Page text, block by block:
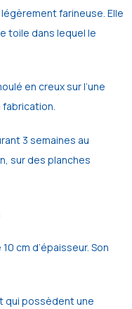
farineuse. Elle
toile dans lequel le
en creux sur l’une
fabrication.
3 semaines au
sur des planches
cm d’épaisseur. Son
qui possèdent une